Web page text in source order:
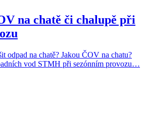
na chatě či chalupě při
odpad na chatě? Jakou ČOV na chatu?
vod STMH při sezónním provozu…